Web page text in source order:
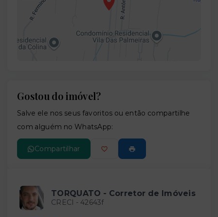
Gostou do imóvel?
Salve ele nos seus favoritos ou então compartilhe
com alguém no WhatsApp:
Compartilhar
TORQUATO - Corretor de Imóveis
CRECI - 42643f